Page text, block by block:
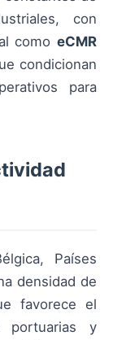
con
como eCMR
condicionan
para
Países
densidad de
favorece el
portuarias y